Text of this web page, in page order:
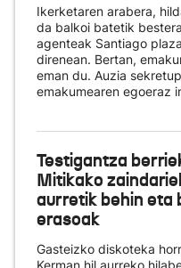
Ikerketaren arabera,
da balkoi batetik
agenteak Santiago
direnean. Bertan,
eman du. Auzia
emakumearen egoeraz
Testigantza
Mitikako
aurretik behin eta
erasoak
Gasteizko diskoteka
Kerman hil aurreko